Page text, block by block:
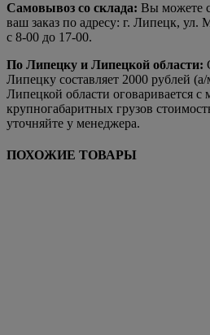
Самовывоз со склада: Вы можете
ваш заказ по адресу: г. Липецк,
с 8-00 до 17-00.
По Липецку и Липецкой области:
Липецку составляет 2000 рублей
Липецкой области оговаривается
крупногабаритных грузов
уточняйте у менеджера.
ПОХОЖИЕ ТОВАРЫ